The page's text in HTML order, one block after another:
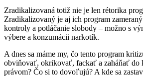
Zradikalizovaná totiž nie je len rétorika
Zradikalizovaný je aj ich program
kontroly a potláčanie slobody – možno s
výbere a konzumácii narkotík.
A dnes sa máme my, čo tento program
obviňovať, okrikovať, fackať a zaháňať do
právom? Čo si to dovoľujú? A kde sa